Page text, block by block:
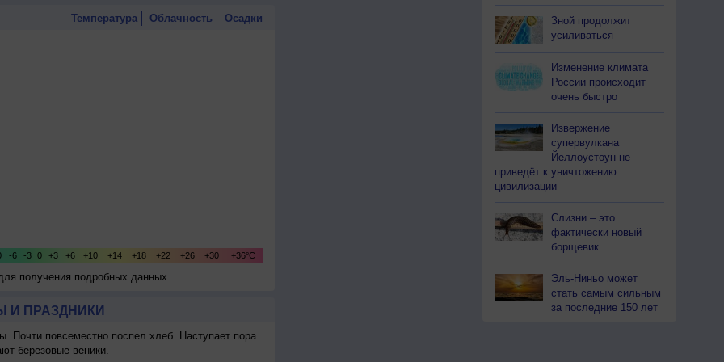
Температура Облачность Осадки
получения подробных данных
И ПРАЗДНИКИ
Почти повсеместно поспел хлеб. Наступает пора
березовые веники.
Зной продолжит
усиливаться
Изменение климата
России происходит
очень быстро
Извержение
супервулкана
Йеллоустоун не
приведёт к уничтожению
цивилизации
Слизни – это
фактически новый
борщевик
Эль-Ниньо может
стать самым сильным
за последние 150 лет